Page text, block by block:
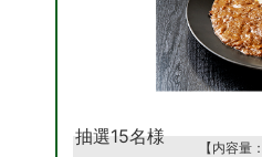
抽選15名様
【内容量